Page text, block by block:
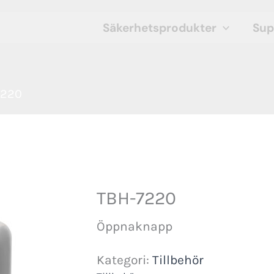
Säkerhetsprodukter
TBH-7220
Öppnaknapp
Kategori:Tillbehör